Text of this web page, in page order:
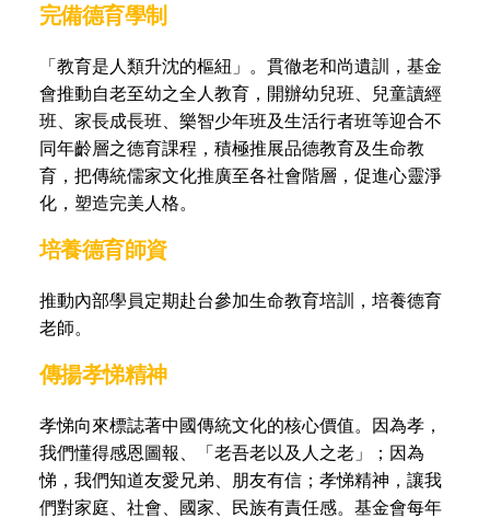
完備德育學制
「教育是人類升沈的樞紐」。貫徹老和尚遺訓，基金
會推動自老至幼之全人教育，開辦幼兒班、兒童讀經
班、家長成長班、樂智少年班及生活行者班等迎合不
同年齡層之德育課程，積極推展品德教育及生命教
育，把傳統儒家文化推廣至各社會階層，促進心靈淨
化，塑造完美人格。
培養德育師資
推動內部學員定期赴台參加生命教育培訓，培養德育
老師。
傳揚孝悌精神
孝悌向來標誌著中國傳統文化的核心價值。因為孝，
我們懂得感恩圖報、「老吾老以及人之老」；因為
悌，我們知道友愛兄弟、朋友有信；孝悌精神，讓我
們對家庭、社會、國家、民族有責任感。基金會每年